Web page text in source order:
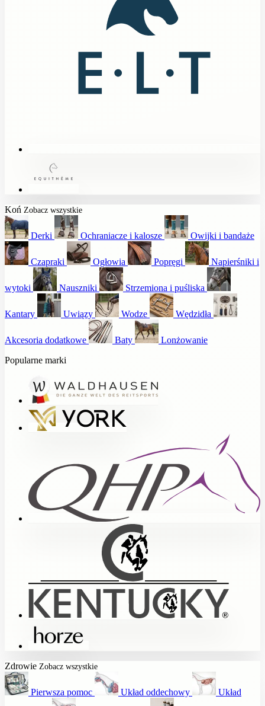
Koń Zobacz wszystkie
Derki Ochraniacze i kalosze Owijki i bandaże
Czapraki Ogłowia Popręgi Napierśniki i
wytoki Nauszniki Strzemiona i puśliska
Kantary Uwiązy Wodze Wędzidła
Akcesoria dodatkowe Baty
Lonżowanie
Popularne marki
Zdrowie Zobacz wszystkie
Pierwsza pomoc Układ oddechowy Układ